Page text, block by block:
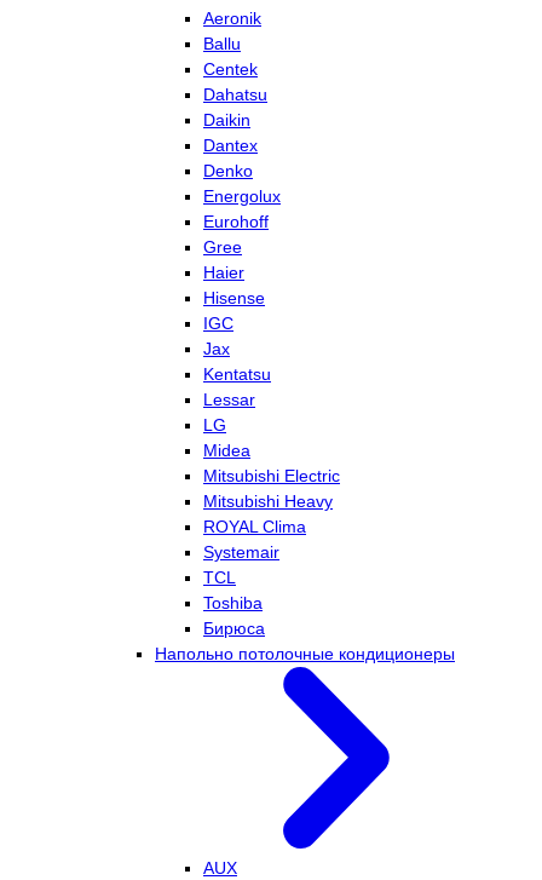
Aeronik
Ballu
Centek
Dahatsu
Daikin
Dantex
Denko
Energolux
Eurohoff
Gree
Haier
Hisense
IGC
Jax
Kentatsu
Lessar
LG
Midea
Mitsubishi Electric
Mitsubishi Heavy
ROYAL Clima
Systemair
TCL
Toshiba
Бирюса
Напольно потолочные кондиционеры
AUX